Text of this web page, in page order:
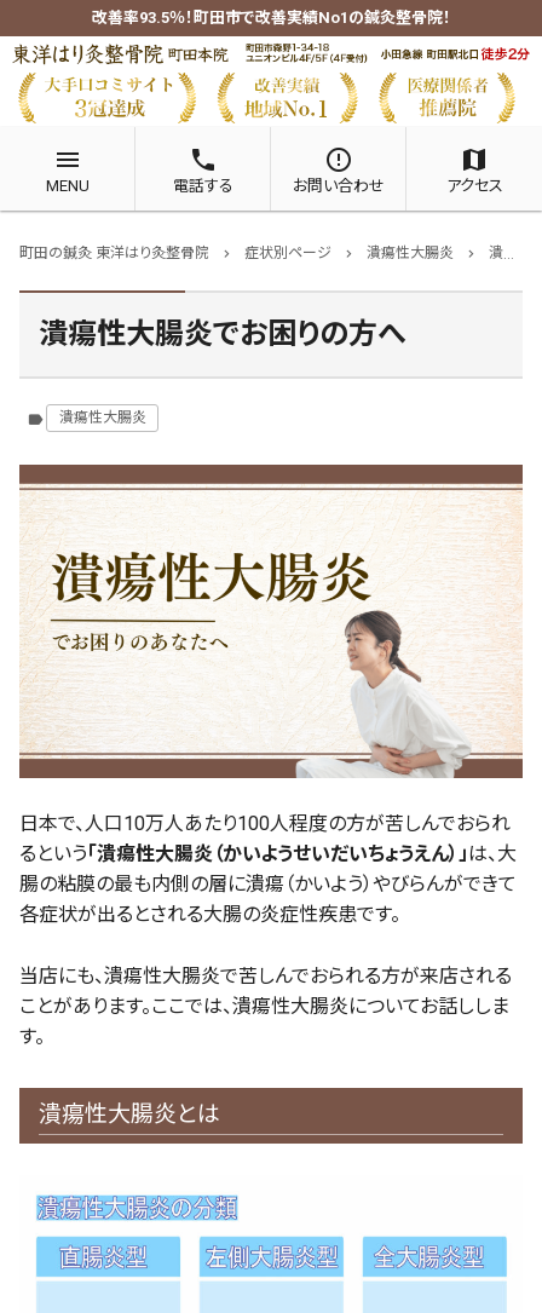
改善率93.5％！町田市で改善実績No1の鍼灸整骨院！
menu
MENU
phone
電話する
error_outline
お問い合わせ
map
アクセス
町田の鍼灸 東洋はり灸整骨院 chevron_right 症状別ページ chevron_right 潰瘍性大腸炎 chevron_right 潰瘍性大腸炎でお困りの方へ
潰瘍性大腸炎でお困りの方へ
label 潰瘍性大腸炎
日本で、人口10万人あたり100人程度の方が苦しんでおられ
るという「潰瘍性大腸炎（かいようせいだいちょうえん）」は、大
腸の粘膜の最も内側の層に潰瘍（かいよう）やびらんができて
各症状が出るとされる大腸の炎症性疾患です。
当店にも、潰瘍性大腸炎で苦しんでおられる方が来店される
ことがあります。ここでは、潰瘍性大腸炎についてお話ししま
す。
潰瘍性大腸炎とは